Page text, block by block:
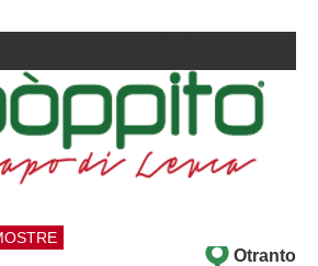
Otranto